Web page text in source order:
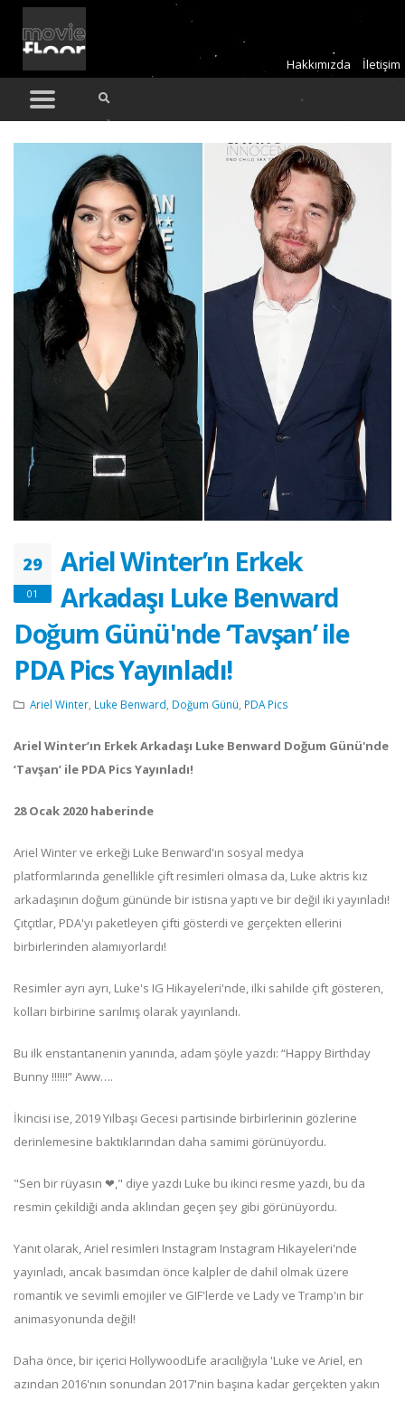
Hakkımızda İletişim
29
01
Ariel Winter’ın Erkek
Arkadaşı Luke Benward
Doğum Günü'nde ‘Tavşan’ ile
PDA Pics Yayınladı!
Ariel Winter Luke Benward Doğum Günü PDA Pics
Ariel Winter’ın Erkek Arkadaşı Luke Benward Doğum Günü'nde
‘Tavşan’ ile PDA Pics Yayınladı!
28 Ocak 2020 haberinde
Ariel Winter ve erkeği Luke Benward'ın sosyal medya
platformlarında genellikle çift resimleri olmasa da, Luke aktris kız
arkadaşının doğum gününde bir istisna yaptı ve bir değil iki yayınladı!
Çıtçıtlar, PDA'yı paketleyen çifti gösterdi ve gerçekten ellerini
birbirlerinden alamıyorlardı!
Resimler ayrı ayrı, Luke's IG Hikayeleri'nde, ilki sahilde çift gösteren,
kolları birbirine sarılmış olarak yayınlandı.
Bu ilk enstantanenin yanında, adam şöyle yazdı: “Happy Birthday
Bunny !!!!!!” Aww….
İkincisi ise, 2019 Yılbaşı Gecesi partisinde birbirlerinin gözlerine
derinlemesine baktıklarından daha samimi görünüyordu.
"Sen bir rüyasın ❤," diye yazdı Luke bu ikinci resme yazdı, bu da
resmin çekildiği anda aklından geçen şey gibi görünüyordu.
Yanıt olarak, Ariel resimleri Instagram Instagram Hikayeleri'nde
yayınladı, ancak basımdan önce kalpler de dahil olmak üzere
romantik ve sevimli emojiler ve GIF'lerde ve Lady ve Tramp'ın bir
animasyonunda değil!
Daha önce, bir içerici HollywoodLife aracılığıyla 'Luke ve Ariel, en
azından 2016'nın sonundan 2017'nin başına kadar gerçekten yakın